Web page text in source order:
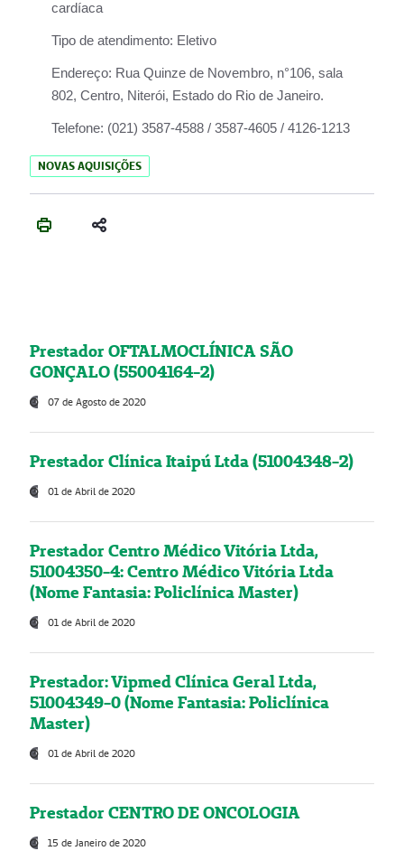
cardíaca
Tipo de atendimento: Eletivo
Endereço: Rua Quinze de Novembro, n°106, sala
802, Centro, Niterói, Estado do Rio de Janeiro.
Telefone: (021) 3587-4588 / 3587-4605 / 4126-1213
NOVAS AQUISIÇÕES
Prestador OFTALMOCLÍNICA SÃO
GONÇALO (55004164-2)
07 de Agosto de 2020
Prestador Clínica Itaipú Ltda (51004348-2)
01 de Abril de 2020
Prestador Centro Médico Vitória Ltda,
51004350-4: Centro Médico Vitória Ltda
(Nome Fantasia: Policlínica Master)
01 de Abril de 2020
Prestador: Vipmed Clínica Geral Ltda,
51004349-0 (Nome Fantasia: Policlínica
Master)
01 de Abril de 2020
Prestador CENTRO DE ONCOLOGIA
15 de Janeiro de 2020